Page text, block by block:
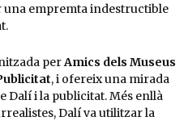
empremta indestructible
perAmics dels Museus
, i ofereix una mirada
Dalí i la publicitat. Més enllà
Dalí va utilitzar la